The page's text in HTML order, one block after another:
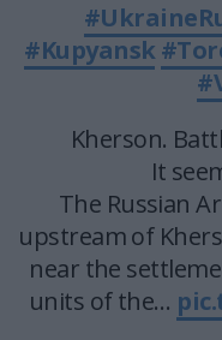
#Kupyansk
Kherson.
It
The Russian
upstream of
near the
units of the…